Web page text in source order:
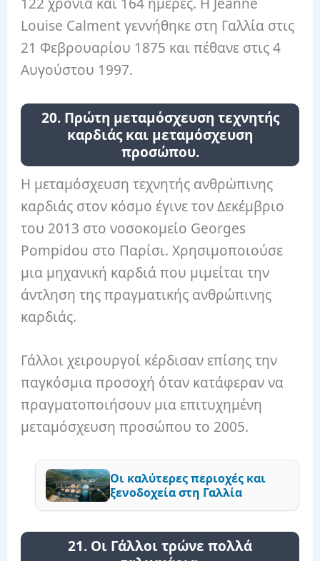
Louise Calment γεννήθηκε στη Γαλλία στις
21 Φεβρουαρίου 1875 και πέθανε στις 4
Αυγούστου 1997.
20. Πρώτη μεταμόσχευση τεχνητής
καρδιάς και μεταμόσχευση
προσώπου.
Η μεταμόσχευση τεχνητής ανθρώπινης
καρδιάς στον κόσμο έγινε τον Δεκέμβριο
του 2013 στο νοσοκομείο Georges
Pompidou στο Παρίσι. Χρησιμοποιούσε
μια μηχανική καρδιά που μιμείται την
άντληση της πραγματικής ανθρώπινης
καρδιάς.
Γάλλοι χειρουργοί κέρδισαν επίσης την
παγκόσμια προσοχή όταν κατάφεραν να
πραγματοποιήσουν μια επιτυχημένη
μεταμόσχευση προσώπου το 2005.
Οι καλύτερες περιοχές και
ξενοδοχεία στη Γαλλία
21. Οι Γάλλοι τρώνε πολλά